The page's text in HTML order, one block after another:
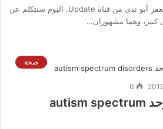
السلام عليكم أحبابي معكم جعفر أبو ندى من قناة Update. اليوم سنتكلم عن
كبير، وهما مشهوران…
صحة
0
اضطراب طيف التوحد autism spectrum